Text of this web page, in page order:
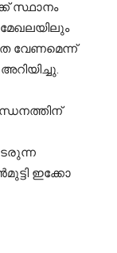
സ്ഥാനം
വേണമെന്ന്
ഇക്കോ